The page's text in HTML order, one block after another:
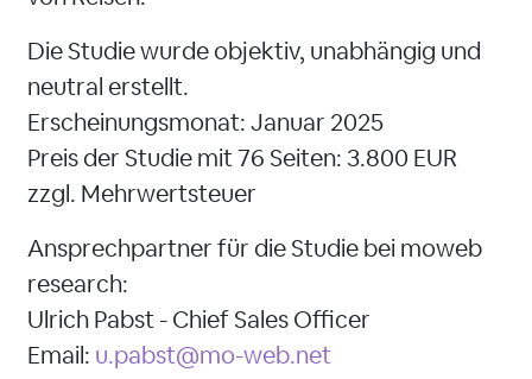
Die Studie wurde objektiv, unabhängig und
neutral erstellt.
Erscheinungsmonat: Januar 2025
Preis der Studie mit 76 Seiten: 3.800 EUR
zzgl. Mehrwertsteuer
Ansprechpartner für die Studie bei moweb
research:
Ulrich Pabst - Chief Sales Officer
Email: u.pabst@mo-web.net